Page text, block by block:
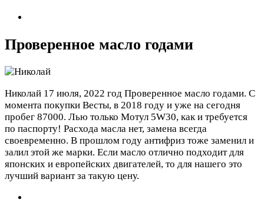
Проверенное масло годами
Николай 17 июля, 2022 год Проверенное масло годами. С
момента покупки Весты, в 2018 году и уже на сегодня
пробег 87000. Лью только Мотул 5W30, как и требуется
по паспорту! Расхода масла нет, замена всегда
своевременно. В прошлом году антифриз тоже заменил и
залил этой же марки. Если масло отлично подходит для
японских и европейских двигателей, то для нашего это
лучший вариант за такую цену.